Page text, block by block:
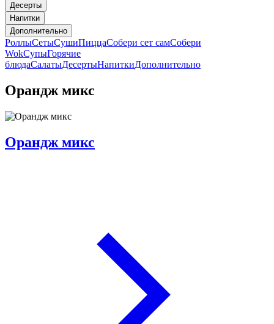
Десерты
Напитки
Дополнительно
РоллыСетыСушиПиццаСобери сет самСобери
WokСупыГорячие
блюдаСалатыДесертыНапиткиДополнительно
Орандж микс
Орандж микс